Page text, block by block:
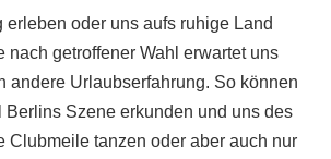
erleben oder uns aufs ruhige Land
nach getroffener Wahl erwartet uns
andere Urlaubserfahrung. So können
Berlins Szene erkunden und uns des
Clubmeile tanzen oder aber auch nur